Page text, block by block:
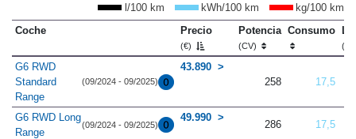
l/100 km kWh/100 km
kg/100 km
Coche
Precio
(€)
Potencia
(CV)
Consumo
G6 RWD
Standard
Range
(09/2024 - 09/2025)
43.890
258
17,5
G6 RWD Long
Range
(09/2024 - 09/2025)
49.990
286 17,5